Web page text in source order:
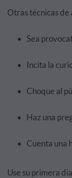
Otras técnicas
Sea
Incita la
Choque al
Haz una
Cuenta una
Use su primera